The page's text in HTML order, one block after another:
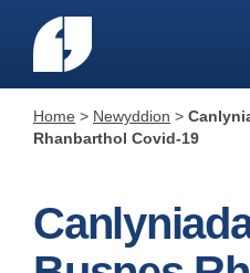
Home > Newyddion >
Rhanbarthol Covid-19